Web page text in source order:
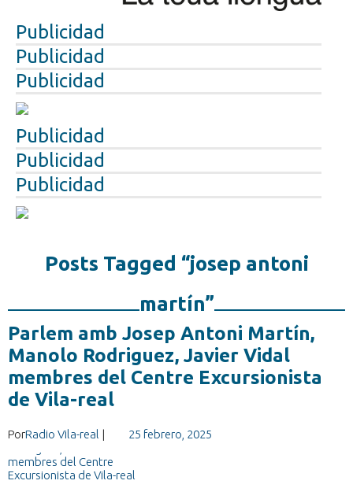
Publicidad
Publicidad
Publicidad
Publicidad
Publicidad
Publicidad
Posts Tagged “josep antoni
martín”
Parlem amb Josep Antoni Martín,
Manolo Rodriguez, Javier Vidal
membres del Centre Excursionista
de Vila-real
PorRadio Vila-real | 25 febrero, 2025